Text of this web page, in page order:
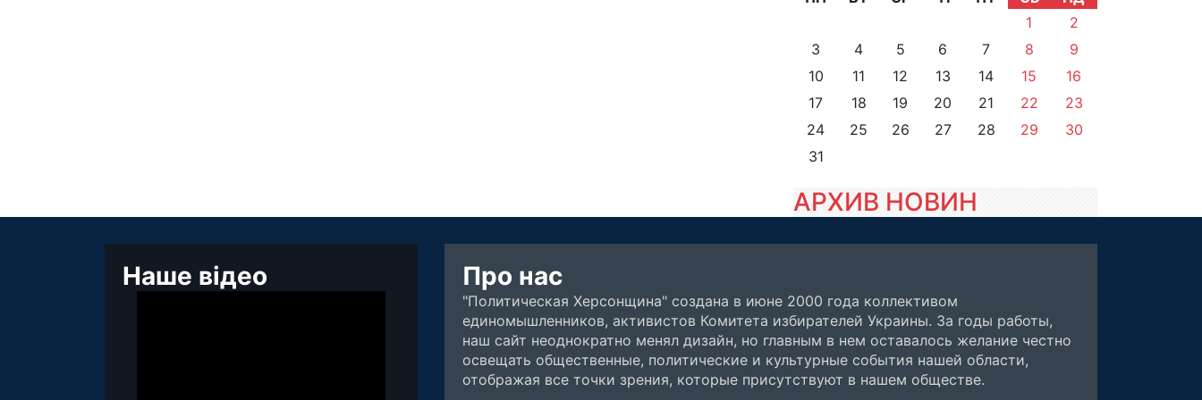
1
2
3
4 5 6 7 8
9
10
11 12 13 14 15
16
17
18 19 20 21 22
23
24
25 26 27 28 29
30
31
АРХИВ НОВИН
Наше відео Про нас
"Политическая Херсонщина" создана в июне 2000 года коллективом
единомышленников, активистов Комитета избирателей Украины. За годы работы,
наш сайт неоднократно менял дизайн, но главным в нем оставалось желание честно
освещать общественные, политические и культурные события нашей области,
отображая все точки зрения, которые присутствуют в нашем обществе.